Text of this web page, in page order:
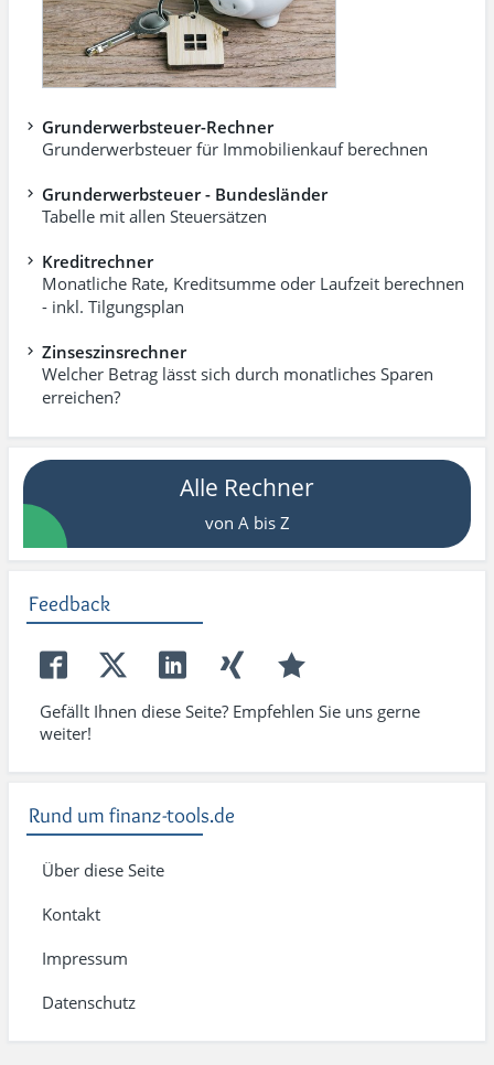
Grunderwerbsteuer-Rechner
Grunderwerbsteuer für Immobilienkauf berechnen
Grunderwerbsteuer - Bundesländer
Tabelle mit allen Steuersätzen
Kreditrechner
Monatliche Rate, Kreditsumme oder Laufzeit berechnen
- inkl. Tilgungsplan
Zinseszinsrechner
Welcher Betrag lässt sich durch monatliches Sparen
erreichen?
Alle Rechner
von A bis Z
Feedback
Gefällt Ihnen diese Seite? Empfehlen Sie uns gerne
weiter!
Rund um finanz-tools.de
Über diese Seite
Kontakt
Impressum
Datenschutz